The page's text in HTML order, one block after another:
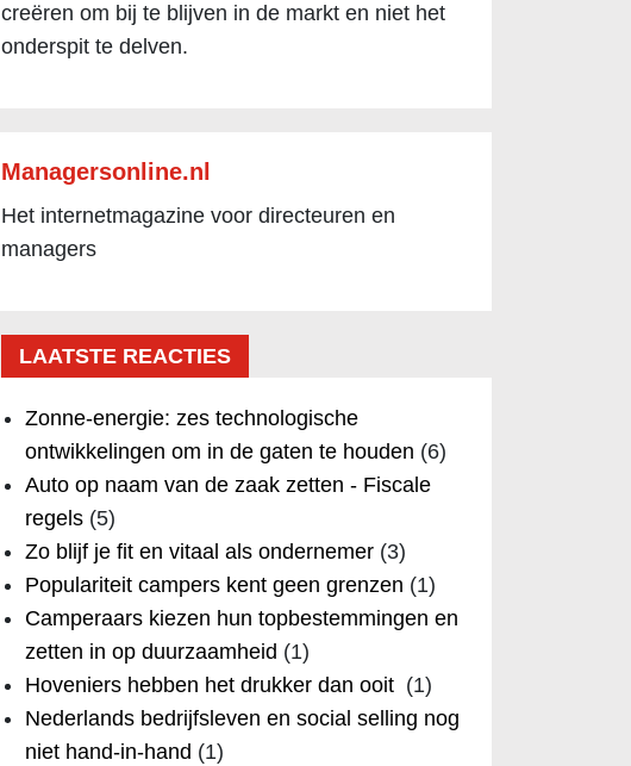
creëren om bij te blijven in de markt en niet het
onderspit te delven.
Managersonline.nl
Het internetmagazine voor directeuren en
managers
LAATSTE REACTIES
Zonne-energie: zes technologische
ontwikkelingen om in de gaten te houden (6)
Auto op naam van de zaak zetten - Fiscale
regels(5)
Zo blijf je fit en vitaal als ondernemer(3)
Populariteit campers kent geen grenzen (1)
Camperaars kiezen hun topbestemmingen en
zetten in op duurzaamheid (1)
Hoveniers hebben het drukker dan ooit (1)
Nederlands bedrijfsleven en social selling nog
niet hand-in-hand (1)